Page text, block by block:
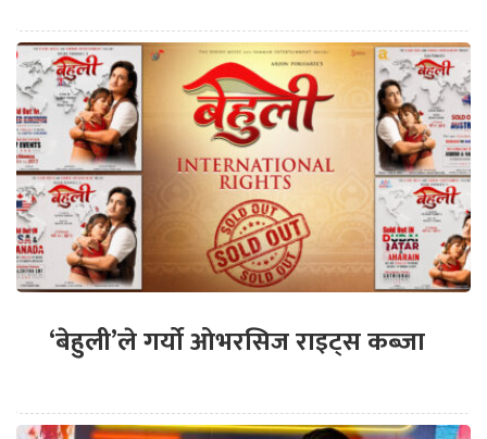
‘बेहुली’ले गर्यो ओभरसिज राइट्स कब्जा